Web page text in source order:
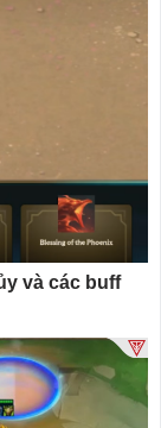
và các buff